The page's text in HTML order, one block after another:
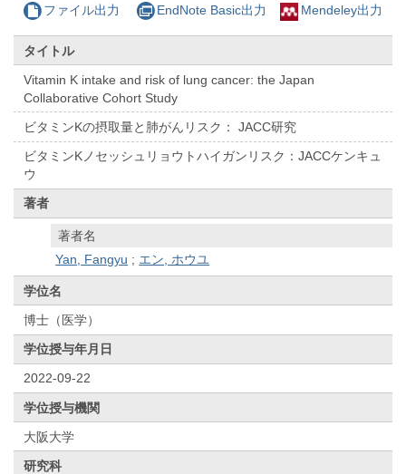
ファイル出力 EndNote Basic出力 Mendeley出力
タイトル
Vitamin K intake and risk of lung cancer: the Japan
Collaborative Cohort Study
ビタミンKの摂取量と肺がんリスク： JACC研究
ビタミンKノセッシュリョウトハイガンリスク：JACCケンキュ
ウ
著者
著者名
Yan, Fangyu ; エン, ホウユ
学位名
博士（医学）
学位授与年月日
2022-09-22
学位授与機関
大阪大学
研究科